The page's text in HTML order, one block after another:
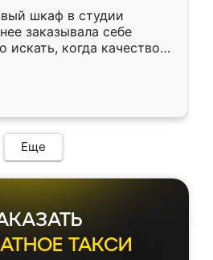
шкаф в студии
заказывала себе
искать, когда качеством
Служит кухня уже почти
нет.
Еще
ТАКСИ